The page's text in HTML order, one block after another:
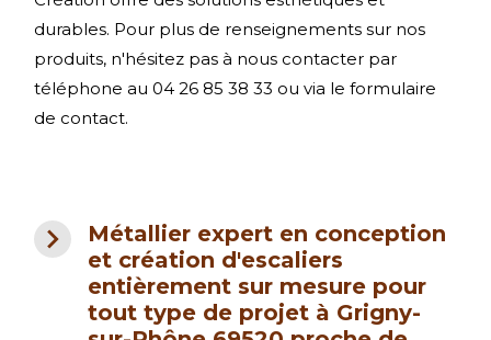
durables. Pour plus de renseignements sur nos
produits, n'hésitez pas à nous contacter par
téléphone au 04 26 85 38 33 ou via le formulaire
de contact.
navigate_next
Métallier expert en conception
et création d'escaliers
entièrement sur mesure pour
tout type de projet à Grigny-